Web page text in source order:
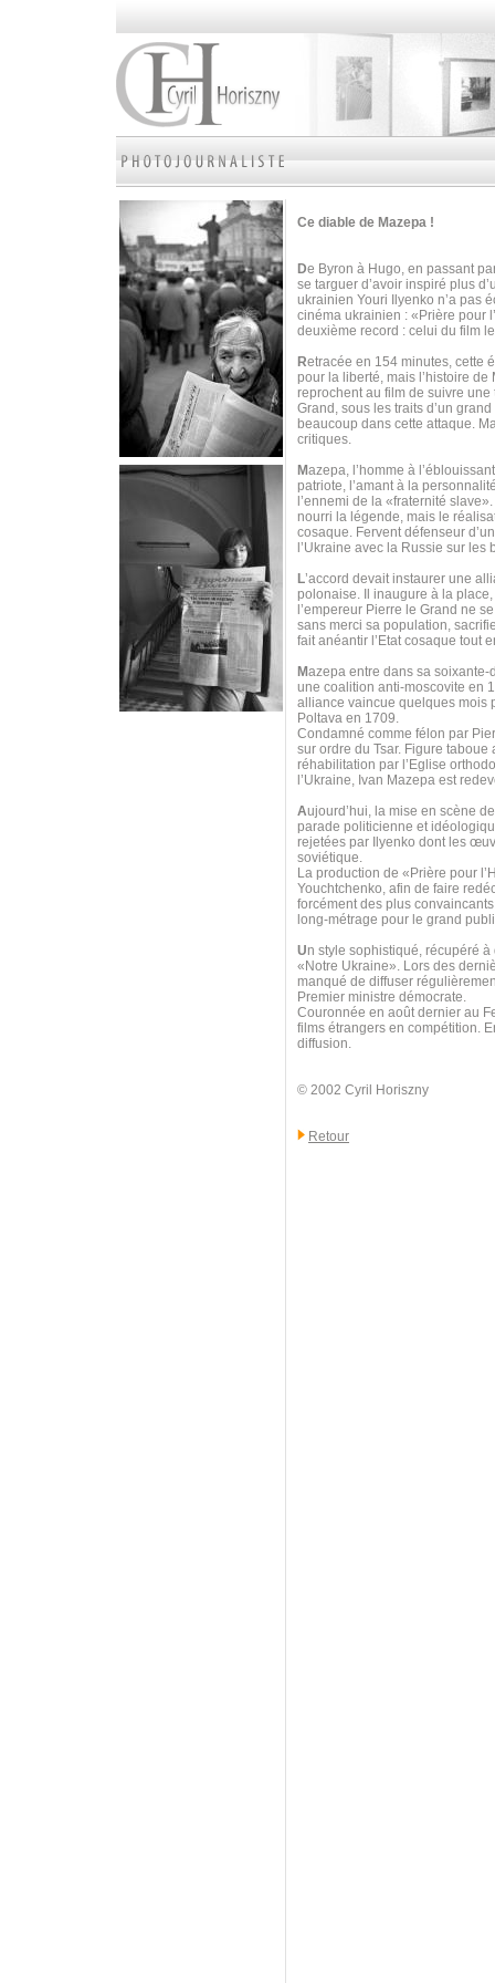
Ce diable de Mazepa !
De Byron à Hugo, en passant
se targuer d’avoir inspiré plus
ukrainien Youri Ilyenko n’a pas
cinéma ukrainien : «Prière pour
deuxième record : celui du film
Retracée en 154 minutes, cette
pour la liberté, mais l’histoire
reprochent au film de suivre
Grand, sous les traits d’un
beaucoup dans cette attaque.
critiques.
Mazepa, l’homme à
patriote, l’amant à la
l’ennemi de la «fraternité
nourri la légende, mais le
cosaque. Fervent défenseur
l’Ukraine avec la Russie sur
L’accord devait instaurer une
polonaise. Il inaugure à la
l’empereur Pierre le Grand ne
sans merci sa population,
fait anéantir l’Etat cosaque tout
Mazepa entre dans sa soixante-
une coalition anti-moscovite en
alliance vaincue quelques mois
Poltava en 1709.
Condamné comme félon par
sur ordre du Tsar. Figure
réhabilitation par l’Eglise
l’Ukraine, Ivan Mazepa est
Aujourd’hui, la mise en scène
parade politicienne et
rejetées par Ilyenko dont les
soviétique.
La production de «Prière pour
Youchtchenko, afin de faire
forcément des plus
long-métrage pour le grand
Un style sophistiqué, récupéré
«Notre Ukraine». Lors des
manqué de diffuser
Premier ministre démocrate.
Couronnée en août dernier au
films étrangers en compétition.
diffusion.
© 2002 Cyril Horiszny
Retour